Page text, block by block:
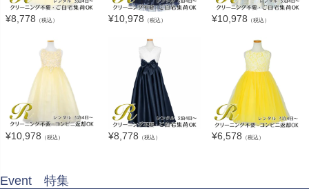
¥8,778 （税込） ¥10,978 （税込） ¥10,978 （税込）
¥10,978 （税込） ¥8,778 （税込） ¥6,578 （税込）
Event 特集